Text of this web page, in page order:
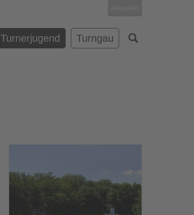
Turnerjugend Turngau